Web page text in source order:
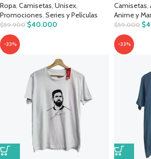
Ropa, Camisetas, Unisex,
Promociones, Series y Películas
$59.900 $40.000
Camisetas,
Anime y
$59.000 $
-33% -33%